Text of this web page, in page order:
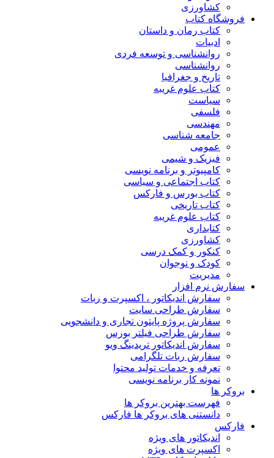
کشاورزی
فروشگاه کتاب
کتاب رمان و داستان
ادبیات
روانشناسی و توسعه فردی
روانشناسی
تاریخ و جغرافیا
کتاب علوم غریبه
سیاست
فلسفی
مهندسی
جامعه شناسی
عمومی
فیزیک و شیمی
کامپیوتر و برنامه نویسی
کتاب اجتماعی و سیاسی
کتاب بورس و فارکس
کتاب تاریخی
کتاب علوم غریبه
کتابداری
کشاورزی
کنکور و کمک‌ درسی
کودک و نوجوان
مدیریت
سفارش نرم افزار
سفارش اندیکاتور ، اکسپرت و ربات
سفارش طراحی سایت
سفارش پروژه پایتون تجاری و دانشجویی
سفارش طراحی فیلتر بورس
سفارش اندیکاتور تریدینگ ویو
سفارش ربات تلگرامی
تعرفه و خدمات تولید محتوا
نمونه کار برنامه نویسی
بروکر ها
فهرست بهترین بروکر ها
دانستنی های بروکر ها فارکس
فارکس
اندیکاتور های ویژه
اکسپرت های ویژه